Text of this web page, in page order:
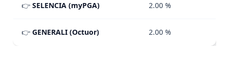
👉 SELENCIA (myPGA) 2.00 %
👉 GENERALI (Octuor) 2.00 %